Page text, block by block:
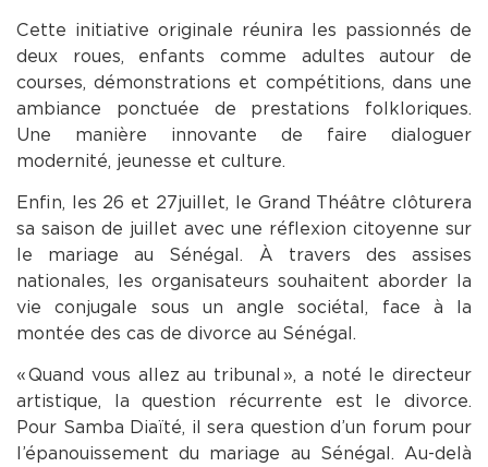
Cette initiative originale réunira les passionnés de
deux roues, enfants comme adultes autour de
courses, démonstrations et compétitions, dans une
ambiance ponctuée de prestations folkloriques.
Une manière innovante de faire dialoguer
modernité, jeunesse et culture.
Enfin, les 26 et 27 juillet, le Grand Théâtre clôturera
sa saison de juillet avec une réflexion citoyenne sur
le mariage au Sénégal. À travers des assises
nationales, les organisateurs souhaitent aborder la
vie conjugale sous un angle sociétal, face à la
montée des cas de divorce au Sénégal.
« Quand vous allez au tribunal », a noté le directeur
artistique, la question récurrente est le divorce.
Pour Samba Diaïté, il sera question d’un forum pour
l’épanouissement du mariage au Sénégal. Au-delà